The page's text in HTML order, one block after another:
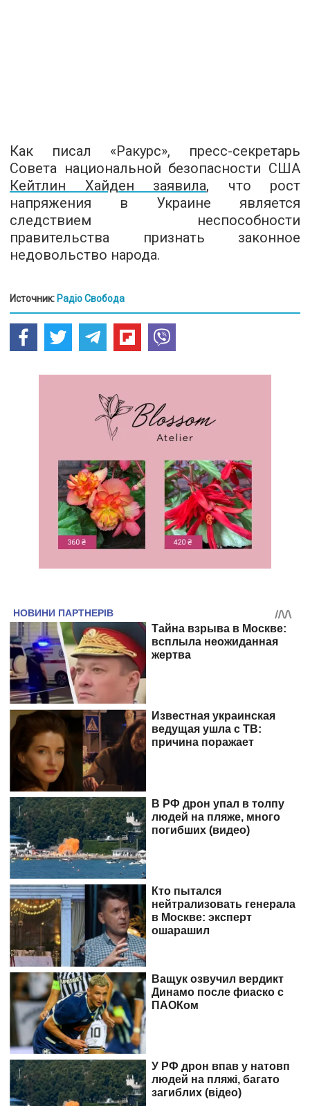
Как писал «Ракурс», пресс-секретарь
Совета национальной безопасности США
Кейтлин Хайден заявила, что рост
напряжения в Украине является
следствием неспособности
правительства признать законное
недовольство народа.
Источник: Радіо Свобода